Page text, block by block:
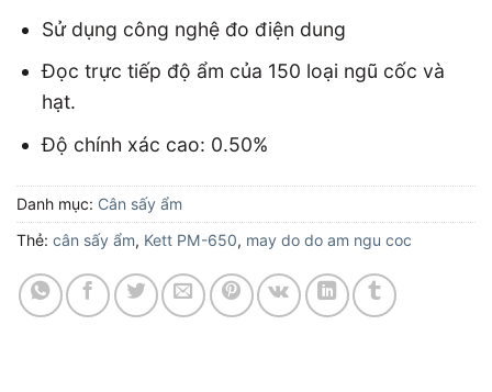
Sử dụng công nghệ đo điện dung
Đọc trực tiếp độ ẩm của 150 loại ngũ cốc và
hạt.
Độ chính xác cao: 0.50%
Danh mục: Cân sấy ẩm
Thẻ: cân sấy ẩm, Kett PM-650, may do do am ngu coc